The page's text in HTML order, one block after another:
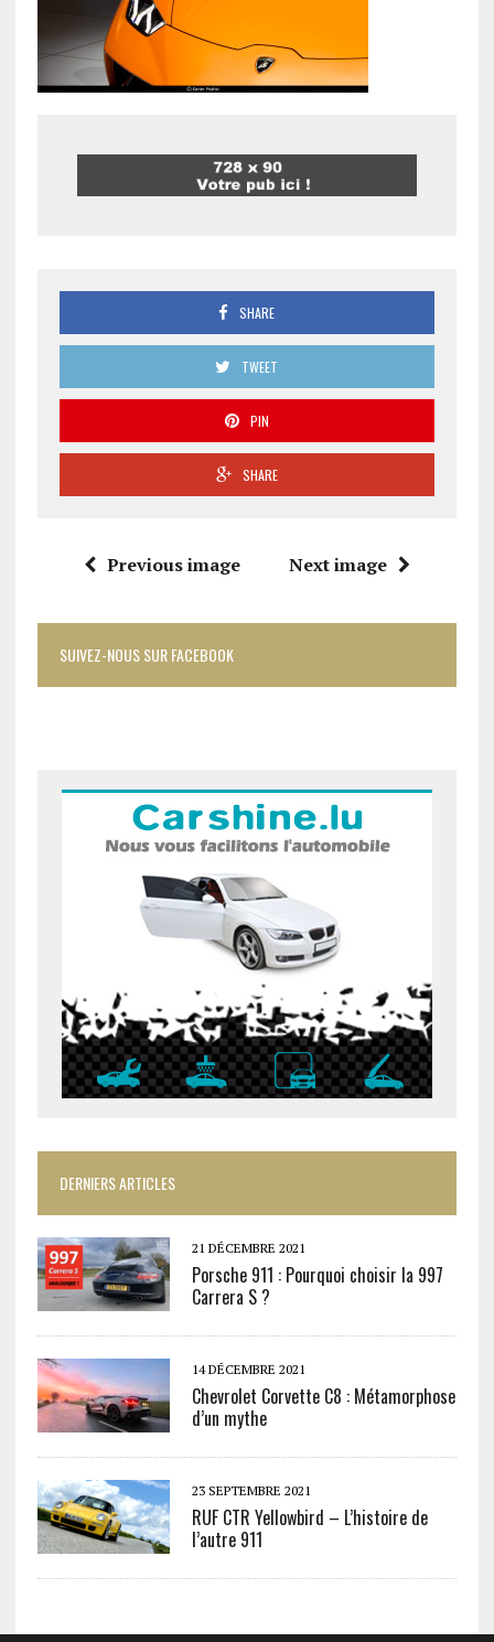
SHARE
TWEET
PIN
SHARE
Previous image Next image
SUIVEZ-NOUS SUR FACEBOOK
DERNIERS ARTICLES
21 DÉCEMBRE 2021
Porsche 911 : Pourquoi choisir la 997
Carrera S ?
14 DÉCEMBRE 2021
Chevrolet Corvette C8 : Métamorphose
d’un mythe
23 SEPTEMBRE 2021
RUF CTR Yellowbird – L’histoire de
l’autre 911